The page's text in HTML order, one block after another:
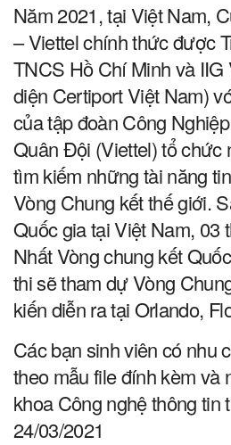
Năm 2021, tại Việt Nam,
– Viettel chính thức được
TNCS Hồ Chí Minh và IIG
diện Certiport Việt Nam)
của tập đoàn Công
Quân Đội (Viettel) tổ chức
tìm kiếm những tài năng
Vòng Chung kết thế giới.
Quốc gia tại Việt Nam, 03
Nhất Vòng chung kết
thi sẽ tham dự Vòng
kiến diễn ra tại Orlando,
Các bạn sinh viên có nhu
theo mẫu file đính kèm và
khoa Công nghệ thông tin
24/03/2021